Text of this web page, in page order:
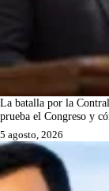
La batalla por la
prueba el Congreso y
5 agosto, 2026